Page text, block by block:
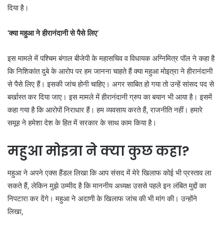
दिया है।
‘क्या महुआ ने हीरानंदानी से पैसे लिए’
इस मामले में पश्चिम बंगाल बीजेपी के महासचिव व विधायक अग्निमित्र पॉल ने कहा है
कि निशिकांत दुबे के आरोप पर हम जानना चाहते हैं क्या महुआ मोइत्रा ने हीरानंदानी
से पैसे लिए हैं। इसकी जांच होनी चाहिए। अगर साबित हो गया तो उन्हें सांसद पद से
बर्खास्त कर दिया जाए। इस मामले में हीरानंदानी ग्रुप का बयान भी आया है। इसमें
कहा गया है कि आरोपों निराधार हैं। हम व्यवसाय करते हैं, राजनीति नहीं। हमारे
समूह ने हमेशा देश के हित में सरकार के साथ काम किया है।
महुआ मोइत्रा ने क्या कुछ कहा?
महुआ ने अपने एक्स हैंडल लिखा कि आप संसद में मेरे खिलाफ कोई भी प्रस्ताव ला
सकते हैं, लेकिन मुझे उम्मीद है कि माननीय अध्यक्ष उससे पहले इन लंबित मुद्दों का
निपटारा कर देंगे। महुआ ने अदाणी के खिलाफ जांच की भी मांग की। उन्होंने
लिखा,